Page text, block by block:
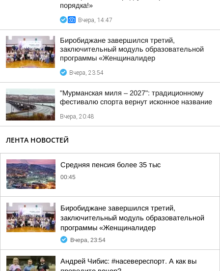
порядка!»
Вчера, 14:47
Биробиджане завершился третий,
заключительный модуль образовательной
программы «Женщиналидер
Вчера, 23:54
"Мурманская миля – 2027": традиционному
фестивалю спорта вернут исконное название
Вчера, 20:48
ЛЕНТА НОВОСТЕЙ
Средняя пенсия более 35 тыс
00:45
Биробиджане завершился третий,
заключительный модуль образовательной
программы «Женщиналидер
Вчера, 23:54
Андрей Чибис: #насевереспорт. А как вы